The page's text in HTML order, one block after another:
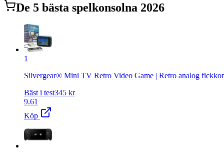
De 5 bästa spelkonsolna 2026
1
Silvergear® Mini TV Retro Video Game | Retro analog
Bäst i test345 kr
9.61
Köp